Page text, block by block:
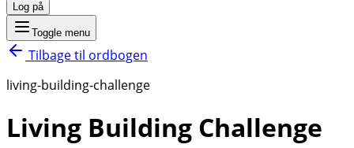
Log på
Toggle menu
Tilbage til ordbogen
living-building-challenge
Living Building Challenge